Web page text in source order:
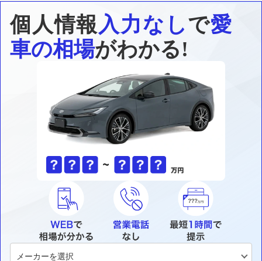
個人情報入力なしで愛
車の相場がわかる!